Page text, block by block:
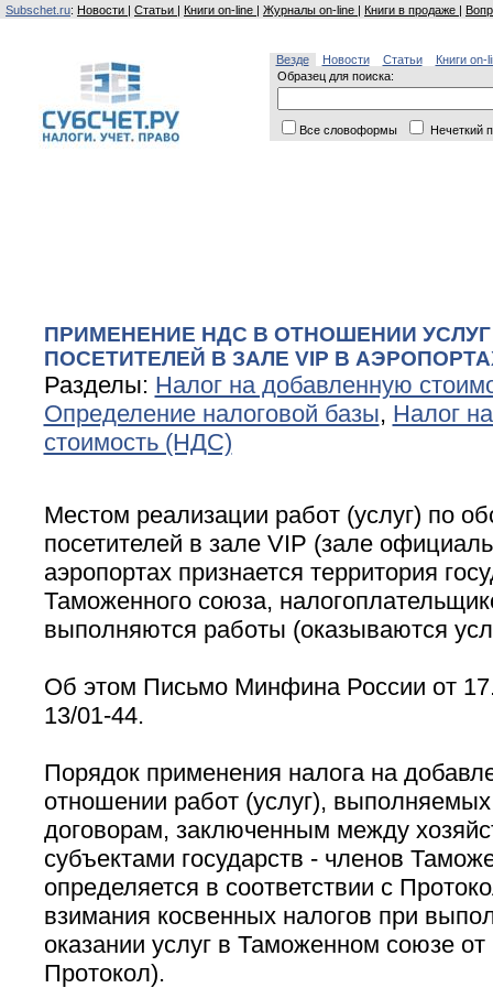
Subschet.ru: Новости | Статьи | Книги on-line | Журналы on-line | Книги в продаже |
Везде Новости Статьи
Книги on-
Образец для поиска:
Все словоформы Нечеткий
ПРИМЕНЕНИЕ НДС В ОТНОШЕНИИ
ПОСЕТИТЕЛЕЙ В ЗАЛЕ VIP В
Разделы: Налог на добавленную
Определение налоговой базы, Налог
стоимость (НДС)
Местом реализации работ (услуг) по
посетителей в зале VIP (зале
аэропортах признается территория
Таможенного союза,
выполняются работы (оказываются
Об этом Письмо Минфина России от
13/01-44.
Порядок применения налога на
отношении работ (услуг),
договорам, заключенным между
субъектами государств - членов
определяется в соответствии с
взимания косвенных налогов при
оказании услуг в Таможенном союзе
Протокол).